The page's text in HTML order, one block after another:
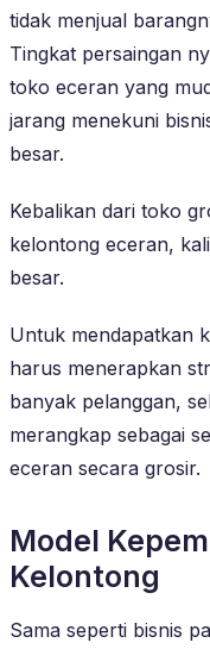
tidak menjual
Tingkat persaingan
toko eceran yang
jarang menekuni
besar.
Kebalikan dari toko
kelontong eceran,
besar.
Untuk mendapatkan
harus menerapkan
banyak pelanggan,
merangkap sebagai
eceran secara grosir.
Model
Kelontong
Sama seperti bisnis